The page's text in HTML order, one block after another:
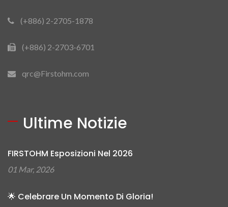
(+886) 2-2705-1878
(+886) 2-2703-6701
qrc@Firstohm.com
Ultime Notizie
FIRSTOHM Esposizioni Nel 2026
01 Mar, 2026
🌟 Celebrare Un Momento Di Gloria!